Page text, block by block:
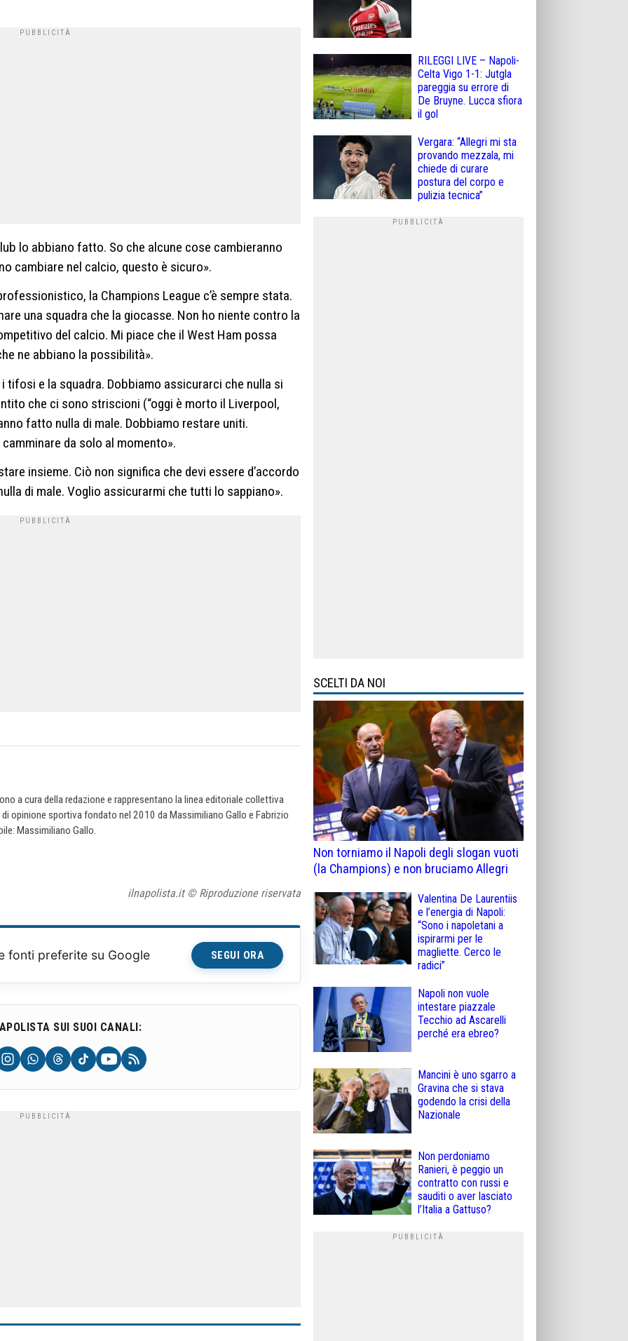
lo abbiano fatto. So che alcune cose cambieranno
cambiare nel calcio, questo è sicuro».
la Champions League c’è sempre stata.
una squadra che la giocasse. Non ho niente contro la
del calcio. Mi piace che il West Ham possa
ne abbiano la possibilità».
tifosi e la squadra. Dobbiamo assicurarci che nulla si
che ci sono striscioni (“oggi è morto il Liverpool,
fatto nulla di male. Dobbiamo restare uniti.
da solo al momento».
insieme. Ciò non significa che devi essere d’accordo
di male. Voglio assicurarmi che tutti lo sappiano».
a cura della redazione e rappresentano la linea editoriale collettiva
opinione sportiva fondato nel 2010 da Massimiliano Gallo e Fabrizio
Massimiliano Gallo.
ilnapolista.it © Riproduzione riservata
fonti preferite su Google SEGUI ORA
SUI SUOI CANALI:
RILEGGI LIVE – Napoli-
Celta Vigo 1-1: Jutgla
pareggia su errore di
De Bruyne. Lucca sfiora
il gol
Vergara: “Allegri mi sta
provando mezzala, mi
chiede di curare
postura del corpo e
pulizia tecnica”
SCELTI DA NOI
Non torniamo il Napoli degli slogan vuoti
(la Champions) e non bruciamo Allegri
Valentina De Laurentiis
e l’energia di Napoli:
“Sono i napoletani a
ispirarmi per le
magliette. Cerco le
radici”
Napoli non vuole
intestare piazzale
Tecchio ad Ascarelli
perché era ebreo?
Mancini è uno sgarro a
Gravina che si stava
godendo la crisi della
Nazionale
Non perdoniamo
Ranieri, è peggio un
contratto con russi e
sauditi o aver lasciato
l’Italia a Gattuso?